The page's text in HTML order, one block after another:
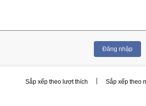
Đăng nhập
Sắp xếp theo lượt thích | Sắp xếp theo